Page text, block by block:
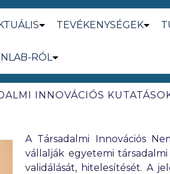
TEVÉKENYSÉGEK
RÓL
INNOVÁCIÓS
A Társadalmi Innovációs
vállalják egyetemi
validálását, hitelesítését. A